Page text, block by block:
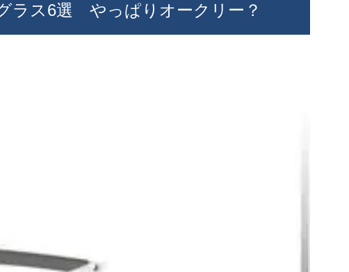
ラス6選 やっぱりオークリー？